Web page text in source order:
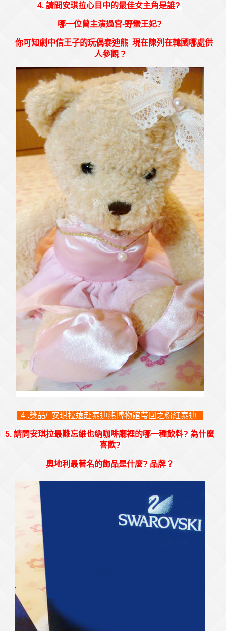
4. 請問安琪拉心目中的最佳女主角是誰?
哪一位曾主演過宮-野蠻王妃?
你可知劇中信王子的玩偶泰迪熊 現在陳列在韓國哪處供
人參觀 ?
4 .獎品/ 安琪拉遠赴泰迪熊博物館帶回之粉紅泰迪
5. 請問安琪拉最難忘維也納咖啡廳裡的哪一種飲料? 為什麼
喜歡?
奧地利最著名的飾品是什麼? 品牌？